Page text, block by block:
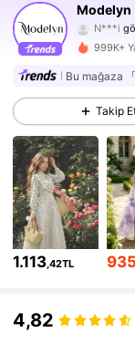
Modelyn
N***i
4,85
4,85
4,85
4,85
4,85
4,85
999K+
Bu mağaza
Takip
1.113,42TL 935
4,82